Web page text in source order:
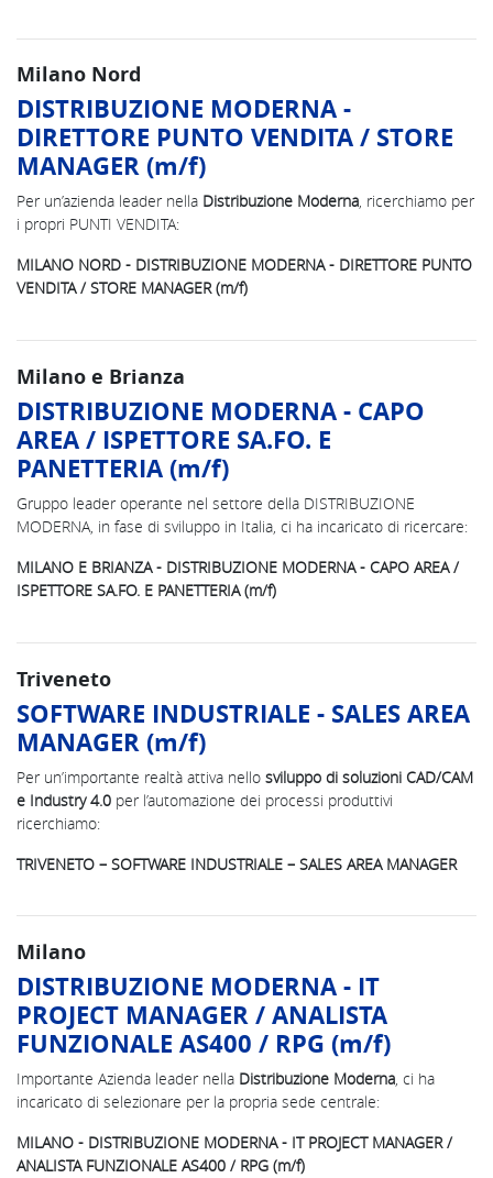
Milano Nord
DISTRIBUZIONE MODERNA -
DIRETTORE PUNTO VENDITA / STORE
MANAGER (m/f)
Per un’azienda leader nella Distribuzione Moderna, ricerchiamo per
i propri PUNTI VENDITA:
MILANO NORD - DISTRIBUZIONE MODERNA - DIRETTORE PUNTO
VENDITA / STORE MANAGER (m/f)
Milano e Brianza
DISTRIBUZIONE MODERNA - CAPO
AREA / ISPETTORE SA.FO. E
PANETTERIA (m/f)
Gruppo leader operante nel settore della DISTRIBUZIONE
MODERNA, in fase di sviluppo in Italia, ci ha incaricato di ricercare:
MILANO E BRIANZA - DISTRIBUZIONE MODERNA - CAPO AREA /
ISPETTORE SA.FO. E PANETTERIA (m/f)
Triveneto
SOFTWARE INDUSTRIALE - SALES AREA
MANAGER (m/f)
Per un’importante realtà attiva nello sviluppo di soluzioni CAD/CAM
e Industry 4.0 per l’automazione dei processi produttivi
ricerchiamo:
TRIVENETO – SOFTWARE INDUSTRIALE – SALES AREA MANAGER
Milano
DISTRIBUZIONE MODERNA - IT
PROJECT MANAGER / ANALISTA
FUNZIONALE AS400 / RPG (m/f)
Importante Azienda leader nella Distribuzione Moderna, ci ha
incaricato di selezionare per la propria sede centrale:
MILANO - DISTRIBUZIONE MODERNA - IT PROJECT MANAGER /
ANALISTA FUNZIONALE AS400 / RPG (m/f)